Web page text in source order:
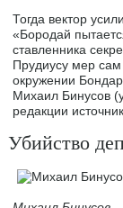
Тогда вектор
«Бородай
ставленника
Прудиусу мер
окружении
Михаил Бинусов
редакции источник.
Убийство